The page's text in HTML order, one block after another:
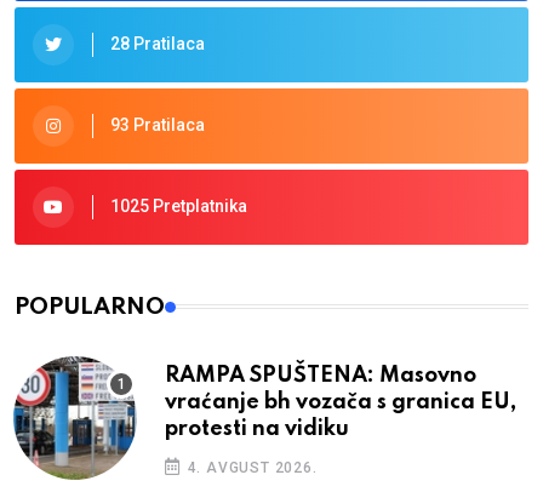
28 Pratilaca
93 Pratilaca
1025 Pretplatnika
POPULARNO
RAMPA SPUŠTENA: Masovno
vraćanje bh vozača s granica EU,
protesti na vidiku
4. AVGUST 2026.